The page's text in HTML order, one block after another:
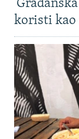
koristi kao